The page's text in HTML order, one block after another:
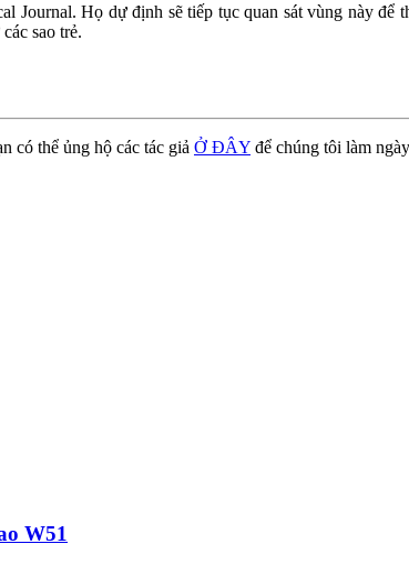
Journal. Họ dự định sẽ tiếp tục quan sát vùng này
sao trẻ.
có thể ủng hộ các tác giả Ở ĐÂY để chúng tôi làm
W51